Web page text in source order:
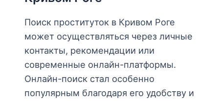
Поиск проституток в Кривом Роге
может осуществляться через личные
контакты, рекомендации или
современные онлайн-платформы.
Онлайн-поиск стал особенно
популярным благодаря его удобству и